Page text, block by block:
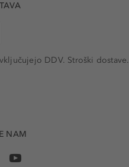
DDV. Stroški dostave.
NAM